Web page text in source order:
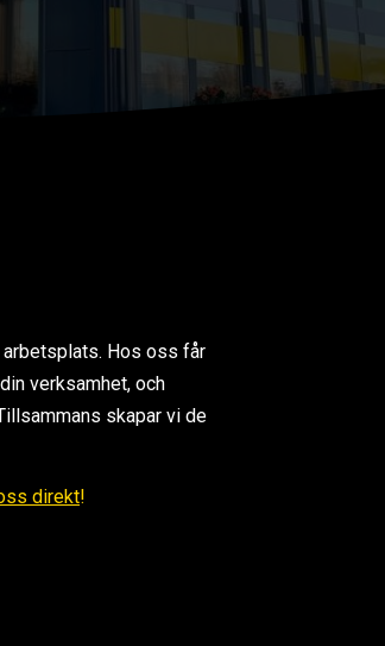
Hos oss får
verksamhet, och
skapar vi de
direkt!